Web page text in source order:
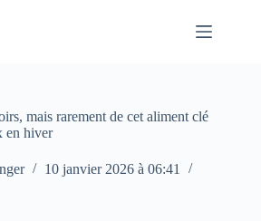
mais rarement de cet aliment clé
en hiver
10 janvier 2026 à 06:41